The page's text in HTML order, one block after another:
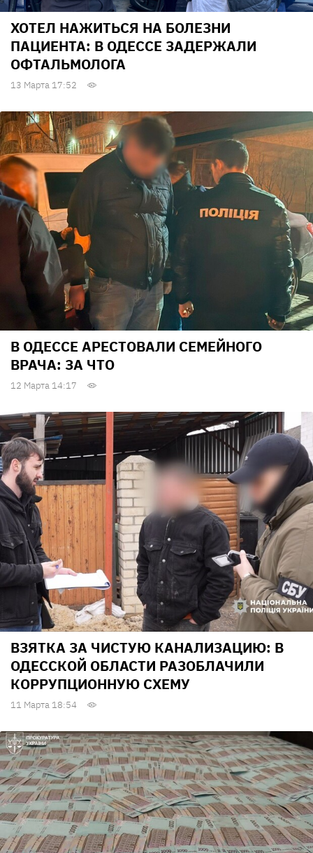
ХОТЕЛ НАЖИТЬСЯ НА БОЛЕЗНИ
ПАЦИЕНТА: В ОДЕССЕ ЗАДЕРЖАЛИ
ОФТАЛЬМОЛОГА
13 Марта 17:52
В ОДЕССЕ АРЕСТОВАЛИ СЕМЕЙНОГО
ВРАЧА: ЗА ЧТО
12 Марта 14:17
ВЗЯТКА ЗА ЧИСТУЮ КАНАЛИЗАЦИЮ: В
ОДЕССКОЙ ОБЛАСТИ РАЗОБЛАЧИЛИ
КОРРУПЦИОННУЮ СХЕМУ
11 Марта 18:54